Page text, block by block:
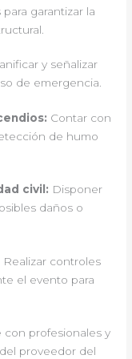
garantizar la
y señalizar
de emergencia.
Contar con
de humo
civil: Disponer
daños o
Realizar controles
el evento para
con profesionales y
proveedor del